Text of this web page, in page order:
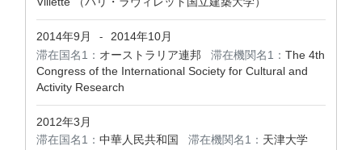
2014年9月 -
2014年10月
滞在国名1： オーストラリア連邦 滞在機関名1： The 4th
Congress of the International Society for Cultural and
Activity Research
2012年3月
滞在国名1： 中華人民共和国 滞在機関名1： 天津大学